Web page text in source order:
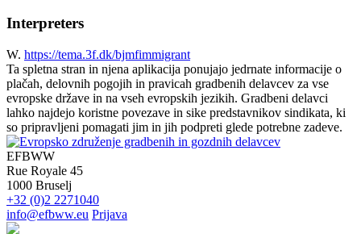
Interpreters
W. https://tema.3f.dk/bjmfimmigrant
Ta spletna stran in njena aplikacija ponujajo jedrnate informacije o
plačah, delovnih pogojih in pravicah gradbenih delavcev za vse
evropske države in na vseh evropskih jezikih. Gradbeni delavci
lahko najdejo koristne povezave in sike predstavnikov sindikata, ki
so pripravljeni pomagati jim in jih podpreti glede potrebne zadeve.
EFBWW
Rue Royale 45
1000 Bruselj
+32 (0)2 2271040
info@efbww.eu Prijava